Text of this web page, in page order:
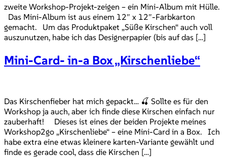
zweite Workshop-Projekt-zeigen – ein Mini-Album mit Hülle.
Das Mini-Album ist aus einem 12″ x 12″-Farbkarton
gemacht. Um das Produktpaket „Süße Kirschen“ auch voll
auszunutzen, habe ich das Designerpapier (bis auf das […]
Mini-Card- in-a Box „Kirschenliebe“
Das Kirschenfieber hat mich gepackt… 🍒 Sollte es für den
Workshop ja auch, aber ich finde diese Kirschen einfach nur
zauberhaft! Dieses ist eines der beiden Projekte meines
Workshop2go „Kirschenliebe“ – eine Mini-Card in a Box. Ich
habe extra eine etwas kleinere karten-Variante gewählt und
finde es gerade cool, dass die Kirschen […]